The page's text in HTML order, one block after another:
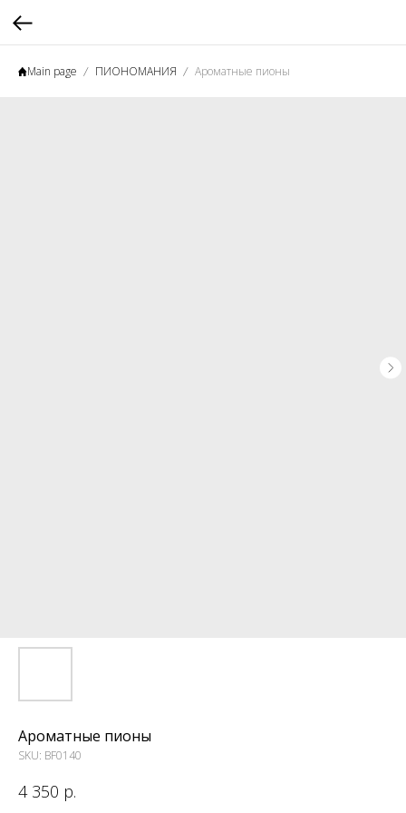
Main page ПИОНОМАНИЯ Ароматные пионы
Ароматные пионы
SKU: BF0140
4 350 р.